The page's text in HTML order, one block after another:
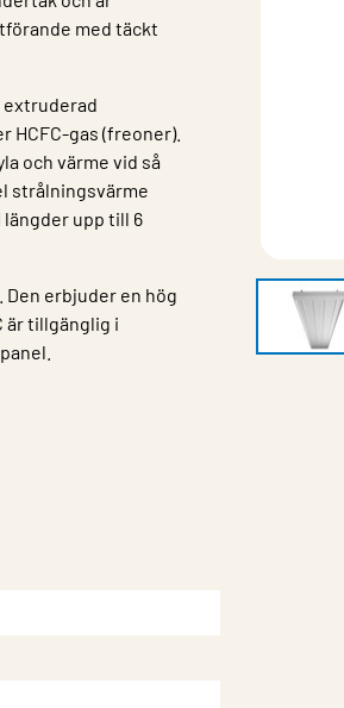
med täckt
extruderad
HCFC-gas (freoner).
och värme vid så
strålningsvärme
upp till 6
Den erbjuder en hög
är tillgänglig i